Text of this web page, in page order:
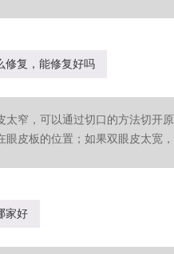
修复，能修复好吗
太窄，可以通过切口的方法切开
眼皮板的位置；如果双眼皮太宽
家好